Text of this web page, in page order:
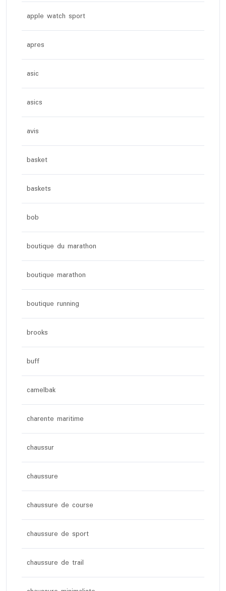
apple watch sport
apres
asic
asics
avis
basket
baskets
bob
boutique du marathon
boutique marathon
boutique running
brooks
buff
camelbak
charente maritime
chaussur
chaussure
chaussure de course
chaussure de sport
chaussure de trail